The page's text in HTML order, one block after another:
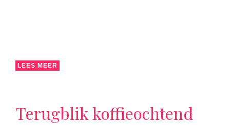
LEES MEER
Terugblik koffieochtend